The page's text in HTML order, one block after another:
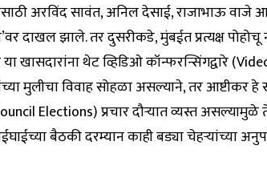
अरविंद सावंत, अनिल देसाई, राजाभाऊ वाजे
दाखल झाले. तर दुसरीकडे, मुंबईत प्रत्यक्ष
खासदारांना थेट व्हिडिओ कॉन्फरन्सिंगद्वारे
मुलीचा विवाह सोहळा असल्याने, तर आष्टीकर हे
Elections) प्रचार दौऱ्यात व्यस्त
बैठकी दरम्यान काही बड्या चेहऱ्यांच्या